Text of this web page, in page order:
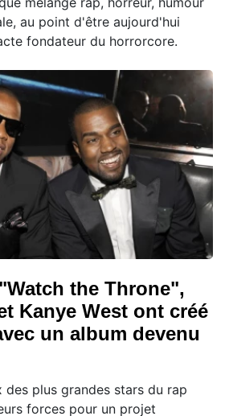
au point d'être aujourd'hui
fondateur du horrorcore.
the Throne",
Kanye West ont créé
un album devenu
des plus grandes stars du rap
forces pour un projet